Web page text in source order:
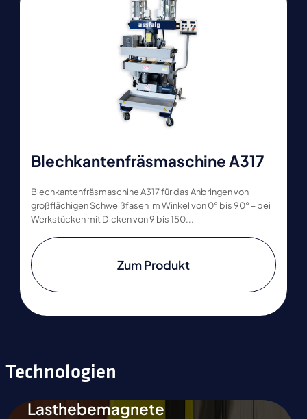
Blechkantenfräsmaschine A317
Blechkantenfräsmaschine A317 für das Anbringen von
großflächigen Schweißfasen im Winkel von 0° bis 90° – bei
Werkstücken mit Dicken von 9 bis 150...
Zum Produkt
Technologien
Lasthebemagnete